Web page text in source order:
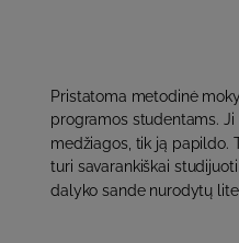
Pristatoma metodinė
programos studentams.
medžiagos, tik ją papildo.
turi savarankiškai
dalyko sande nurodytų